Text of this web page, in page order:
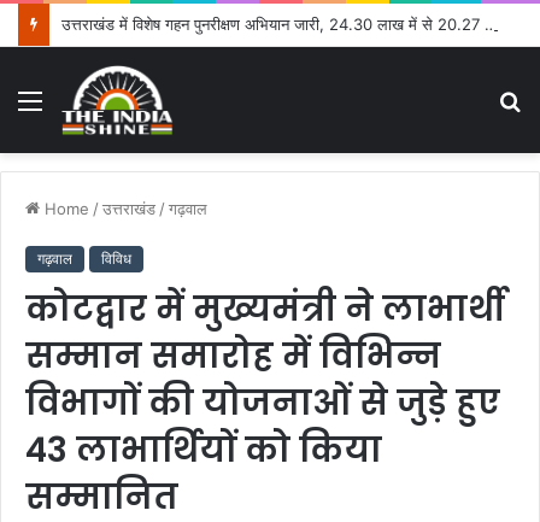
उत्तराखंड में विशेष गहन पुनरीक्षण अभियान जारी, 24.30 लाख में से 20.27 लाख मतदाताओं तक पहुंचे नोटिस: सीईओ
Menu
Home /उत्तराखंड /गढ़वाल
गढ़वाल विविध
कोटद्वार में मुख्यमंत्री ने लाभार्थी
सम्मान समारोह में विभिन्न
विभागों की योजनाओं से जुड़े हुए
43 लाभार्थियों को किया
सम्मानित